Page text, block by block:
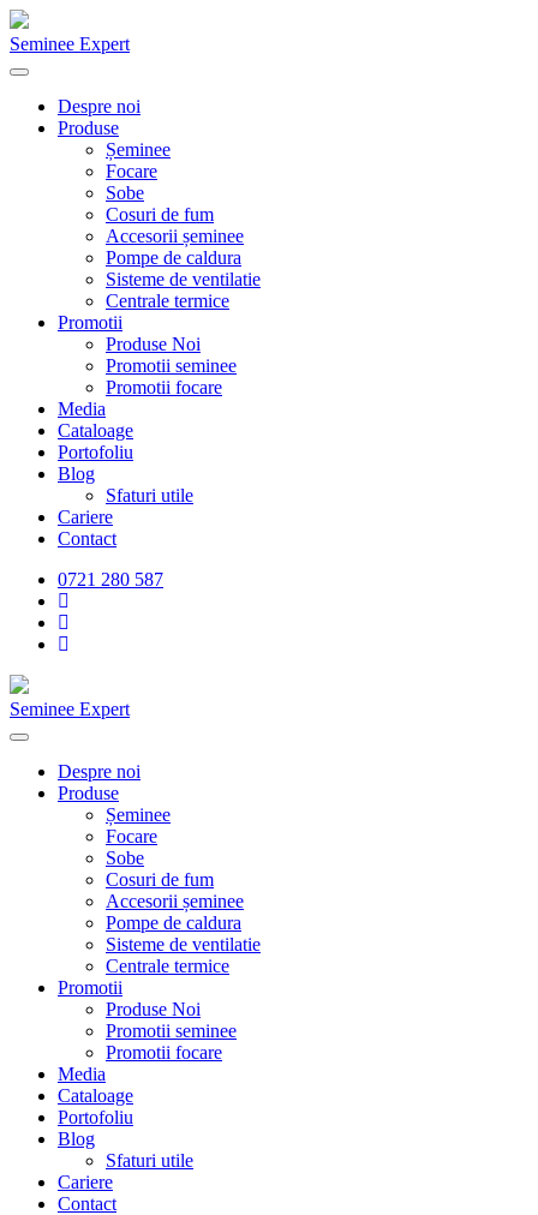
Seminee Expert
Despre noi
Produse
Șeminee
Focare
Sobe
Cosuri de fum
Accesorii șeminee
Pompe de caldura
Sisteme de ventilatie
Centrale termice
Promotii
Produse Noi
Promotii seminee
Promotii focare
Media
Cataloage
Portofoliu
Blog
Sfaturi utile
Cariere
Contact
0721 280 587
Seminee Expert
Despre noi
Produse
Șeminee
Focare
Sobe
Cosuri de fum
Accesorii șeminee
Pompe de caldura
Sisteme de ventilatie
Centrale termice
Promotii
Produse Noi
Promotii seminee
Promotii focare
Media
Cataloage
Portofoliu
Blog
Sfaturi utile
Cariere
Contact